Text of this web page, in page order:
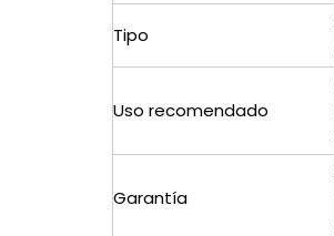
Tipo
Uso recomendado
Garantía